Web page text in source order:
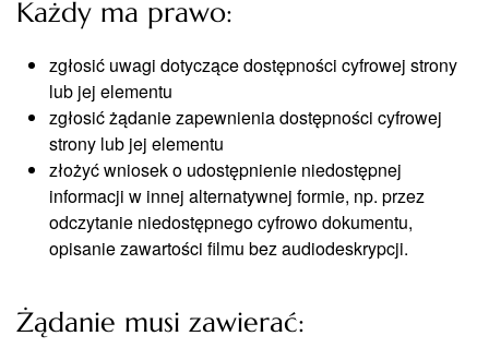
Każdy ma prawo:
zgłosić uwagi dotyczące dostępności cyfrowej strony
lub jej elementu
zgłosić żądanie zapewnienia dostępności cyfrowej
strony lub jej elementu
złożyć wniosek o udostępnienie niedostępnej
informacji w innej alternatywnej formie, np. przez
odczytanie niedostępnego cyfrowo dokumentu,
opisanie zawartości filmu bez audiodeskrypcji.
Żądanie musi zawierać: